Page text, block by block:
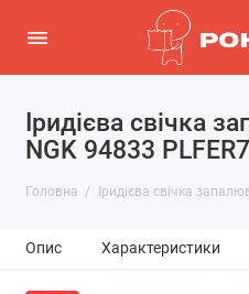
Іридієва свічка
NGK 94833
Головна Іридієва свічка
Опис Характеристики